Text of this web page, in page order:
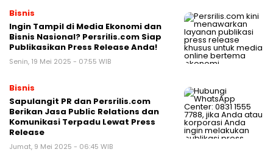
Bisnis
Ingin Tampil di Media Ekonomi dan
Bisnis Nasional? Persrilis.com Siap
Publikasikan Press Release Anda!
Senin, 19 Mei 2025 - 07:55 WIB
Bisnis
Sapulangit PR dan Persrilis.com
Berikan Jasa Public Relations dan
Komunikasi Terpadu Lewat Press
Release
Jumat, 9 Mei 2025 - 06:45 WIB